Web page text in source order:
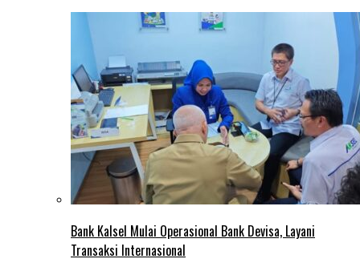
Bank Kalsel Mulai Operasional Bank Devisa, Layani
Transaksi Internasional